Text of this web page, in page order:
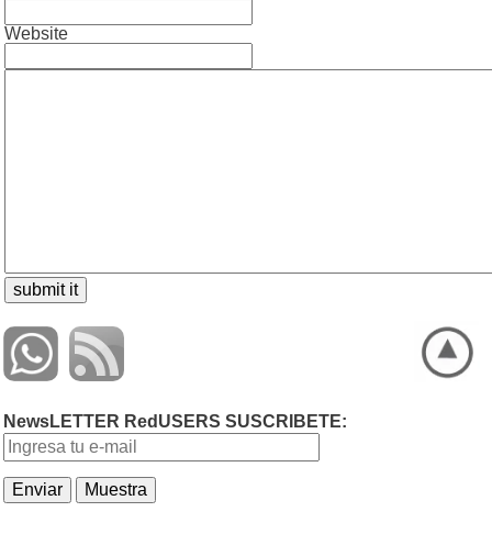
Website
NewsLETTER RedUSERS SUSCRIBETE: